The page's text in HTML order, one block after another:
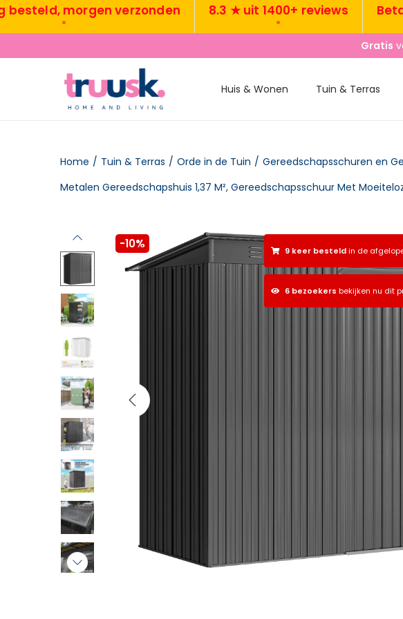
morgen verzonden 8.3 ★ uit 1400+ reviews Betaal
Gratis
Huis & Wonen Tuin & Terras
Home / Tuin & Terras / Orde in de Tuin / Gereedschapsschuren en
9 keer besteldin de
6 bezoekers bekijken nu dit
-10%